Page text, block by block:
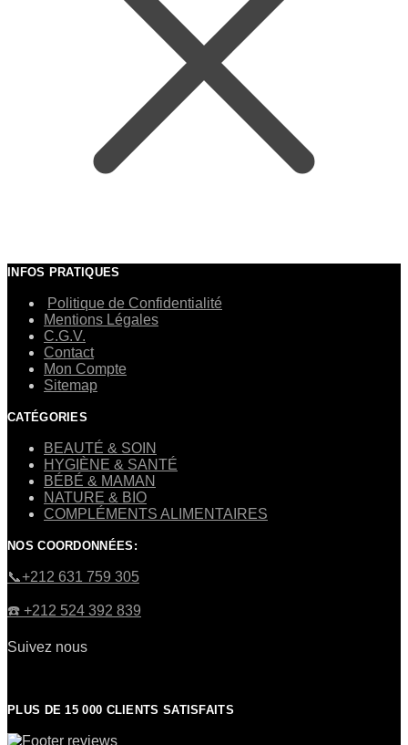
INFOS PRATIQUES
Politique de Confidentialité
Mentions Légales
C.G.V.
Contact
Mon Compte
Sitemap
CATÉGORIES
BEAUTÉ & SOIN
HYGIÈNE & SANTÉ
BÉBÉ & MAMAN
NATURE & BIO
COMPLÉMENTS ALIMENTAIRES
NOS COORDONNÉES:
​📞+212 631 759 305
☎️​ +212 524 392 839
Suivez nous
PLUS DE 15 000 CLIENTS SATISFAITS